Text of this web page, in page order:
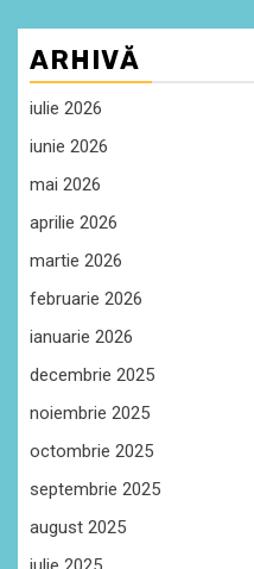
ARHIVĂ
iulie 2026
iunie 2026
mai 2026
aprilie 2026
martie 2026
februarie 2026
ianuarie 2026
decembrie 2025
noiembrie 2025
octombrie 2025
septembrie 2025
august 2025